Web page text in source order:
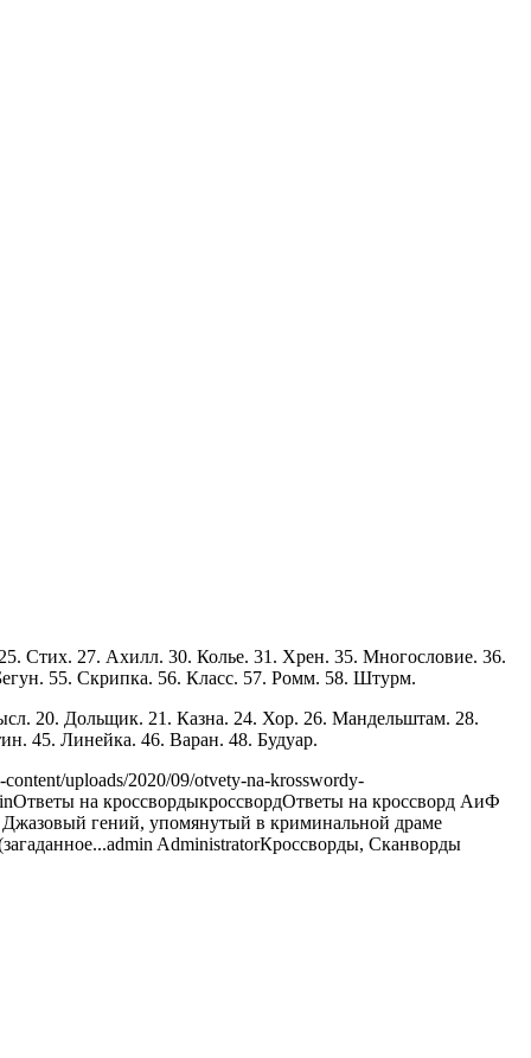
Стих. 27. Ахилл. 30. Колье. 31. Хрен. 35. Многословие. 36.
55. Скрипка. 56. Класс. 57. Ромм. 58. Штурм.
20. Дольщик. 21. Казна. 24. Хор. 26. Мандельштам. 28.
45. Линейка. 46. Варан. 48. Будуар.
uploads/2020/09/otvety-na-krosswordy-
Ответы на кроссвордыкроссвордОтветы на кроссворд АиФ
Джазовый гений, упомянутый в криминальной драме
admin AdministratorКроссворды, Сканворды